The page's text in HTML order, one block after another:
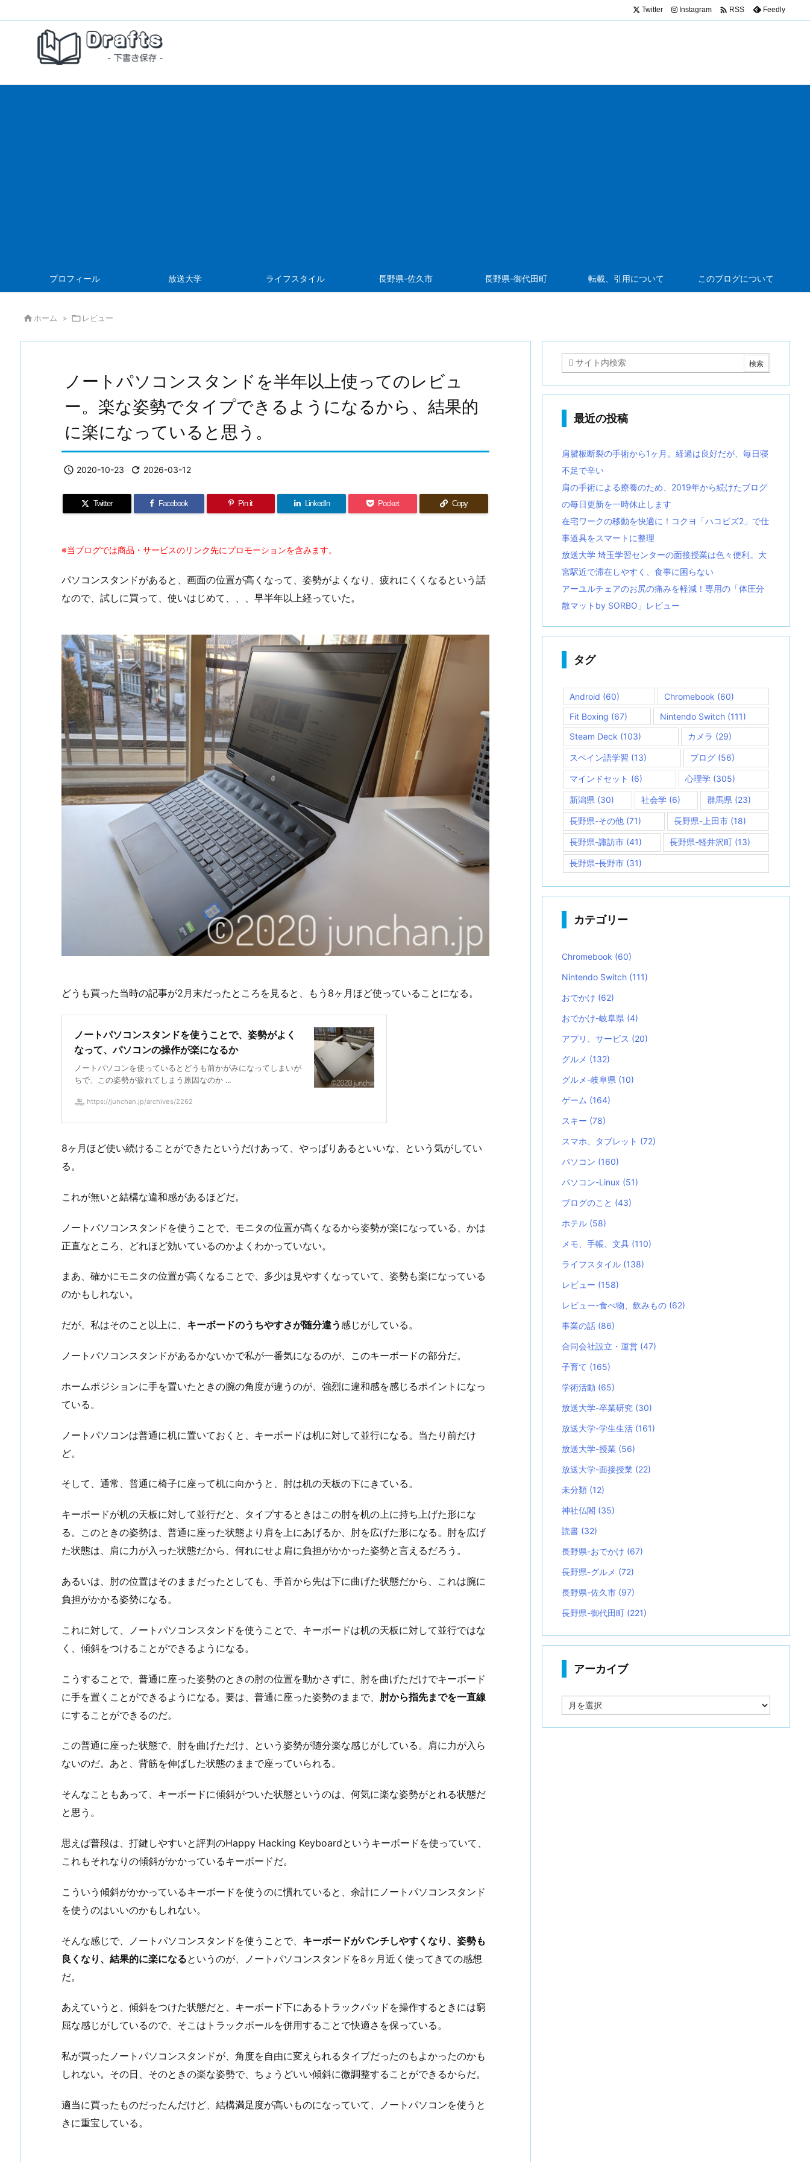
プロフィール 放送大学 ライフスタイル 長野県-佐久市 長野県-御代田町 転載、引用について このブログについて
Twitter Instagram  RSS Feedly
 ホーム >  レビュー
ノートパソコンスタンドを半年以上使ってのレビュ
ー。楽な姿勢でタイプできるようになるから、結果的
に楽になっていると思う。
 2020-10-23  2026-03-12
Twitter Facebook Pin it LinkedIn Pocket Copy
※当ブログでは商品・サービスのリンク先にプロモーションを含みます。
パソコンスタンドがあると、画面の位置が高くなって、姿勢がよくなり、疲れにくくなるという話
なので、試しに買って、使いはじめて、、、早半年以上経っていた。
どうも買った当時の記事が2月末だったところを見ると、もう8ヶ月ほど使っていることになる。
ノートパソコンスタンドを使うことで、姿勢がよく
なって、パソコンの操作が楽になるか
ノートパソコンを使っているとどうも前かがみになってしまいが
ちで、この姿勢が疲れてしまう原因なのか ...
https://junchan.jp/archives/2262
8ヶ月ほど使い続けることができたというだけあって、やっぱりあるといいな、という気がしてい
る。
これが無いと結構な違和感があるほどだ。
ノートパソコンスタンドを使うことで、モニタの位置が高くなるから姿勢が楽になっている、かは
正直なところ、どれほど効いているのかよくわかっていない。
まあ、確かにモニタの位置が高くなることで、多少は見やすくなっていて、姿勢も楽になっている
のかもしれない。
だが、私はそのこと以上に、 キーボードのうちやすさが随分違う感じがしている。
ノートパソコンスタンドがあるかないかで私が一番気になるのが、このキーボードの部分だ。
ホームポジションに手を置いたときの腕の角度が違うのが、強烈に違和感を感じるポイントになっ
ている。
ノートパソコンは普通に机に置いておくと、キーボードは机に対して並行になる。当たり前だけ
ど。
そして、通常、普通に椅子に座って机に向かうと、肘は机の天板の下にきている。
キーボードが机の天板に対して並行だと、タイプするときはこの肘を机の上に持ち上げた形にな
る。このときの姿勢は、普通に座った状態より肩を上にあげるか、肘を広げた形になる。肘を広げ
た状態は、肩に力が入った状態だから、何れにせよ肩に負担がかかった姿勢と言えるだろう。
あるいは、肘の位置はそのままだったとしても、手首から先は下に曲げた状態だから、これは腕に
負担がかかる姿勢になる。
これに対して、ノートパソコンスタンドを使うことで、キーボードは机の天板に対して並行ではな
く、傾斜をつけることができるようになる。
こうすることで、普通に座った姿勢のときの肘の位置を動かさずに、肘を曲げただけでキーボード
に手を置くことができるようになる。要は、普通に座った姿勢のままで、 肘から指先までを一直線
にすることができるのだ。
この普通に座った状態で、肘を曲げただけ、という姿勢が随分楽な感じがしている。肩に力が入ら
ないのだ。あと、背筋を伸ばした状態のままで座っていられる。
そんなこともあって、キーボードに傾斜がついた状態というのは、何気に楽な姿勢がとれる状態だ
と思う。
思えば普段は、打鍵しやすいと評判のHappy Hacking Keyboardというキーボードを使っていて、
これもそれなりの傾斜がかかっているキーボードだ。
こういう傾斜がかかっているキーボードを使うのに慣れていると、余計にノートパソコンスタンド
を使うのはいいのかもしれない。
そんな感じで、ノートパソコンスタンドを使うことで、 キーボードがパンチしやすくなり、姿勢も
良くなり、結果的に楽になるというのが、ノートパソコンスタンドを8ヶ月近く使ってきての感想
だ。
あえていうと、傾斜をつけた状態だと、キーボード下にあるトラックパッドを操作するときには窮
屈な感じがしているので、そこはトラックボールを併用することで快適さを保っている。
私が買ったノートパソコンスタンドが、角度を自由に変えられるタイプだったのもよかったのかも
しれない。その日、そのときの楽な姿勢で、ちょうどいい傾斜に微調整することができるからだ。
適当に買ったものだったんだけど、結構満足度が高いものになっていて、ノートパソコンを使うと
きに重宝している。
最近の投稿
肩腱板断裂の手術から1ヶ月。経過は良好だが、毎日寝
不足で辛い
肩の手術による療養のため、2019年から続けたブログ
の毎日更新を一時休止します
在宅ワークの移動を快適に！コクヨ「ハコビズ2」で仕
事道具をスマートに整理
放送大学 埼玉学習センターの面接授業は色々便利。大
宮駅近で滞在しやすく、食事に困らない
アーユルチェアのお尻の痛みを軽減！専用の「体圧分
散マットby SORBO」レビュー
タグ
Android (60) Chromebook (60)
Fit Boxing (67) Nintendo Switch(111)
Steam Deck (103) カメラ (29)
スペイン語学習 (13) ブログ (56)
マインドセット (6) 心理学 (305)
新潟県 (30) 社会学(6) 群馬県 (23)
長野県-その他 (71) 長野県-上田市(18)
長野県-諏訪市 (41) 長野県-軽井沢町 (13)
長野県-長野市 (31)
カテゴリー
Chromebook (60)
Nintendo Switch (111)
おでかけ (62)
おでかけ-岐阜県 (4)
アプリ、サービス (20)
グルメ (132)
グルメ-岐阜県 (10)
ゲーム (164)
スキー (78)
スマホ、タブレット (72)
パソコン (160)
パソコン-Linux (51)
ブログのこと (43)
ホテル (58)
メモ、手帳、文具 (110)
ライフスタイル (138)
レビュー (158)
レビュー-食べ物、飲みもの (62)
事業の話 (86)
合同会社設立・運営 (47)
子育て (165)
学術活動 (65)
放送大学-卒業研究 (30)
放送大学-学生生活 (161)
放送大学-授業 (56)
放送大学-面接授業 (22)
未分類 (12)
神社仏閣 (35)
読書 (32)
長野県-おでかけ (67)
長野県-グルメ (72)
長野県-佐久市 (97)
長野県-御代田町 (221)
アーカイブ
ー